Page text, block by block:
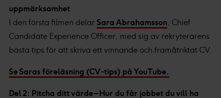
uppmärksamhet
I den första filmen delar Sara Abrahamsson, Chief
Candidate Experience Officer, med sig av rekryterarens
bästa tips för att skriva ett vinnande och framåtriktat CV.
Se Saras föreläsning (CV-tips) på YouTube.
Del 2: Pitcha ditt värde – Hur du får jobbet du vill ha